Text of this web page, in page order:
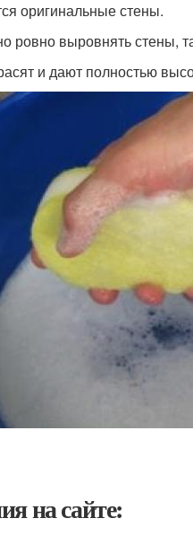
оригинальные стены.
ровно выровнять стены,
и дают полностью
на сайте: